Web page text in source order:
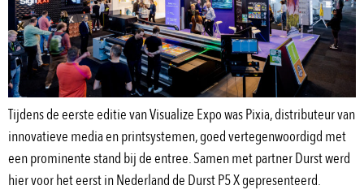
Tijdens de eerste editie van Visualize Expo was Pixia, distributeur van
innovatieve media en printsystemen, goed vertegenwoordigd met
een prominente stand bij de entree. Samen met partner Durst werd
hier voor het eerst in Nederland de Durst P5 X gepresenteerd.